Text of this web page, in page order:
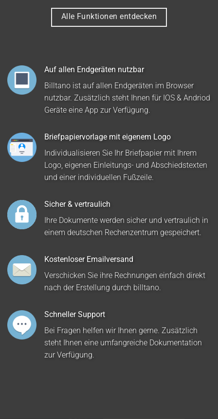
Alle Funktionen entdecken
Auf allen Endgeräten nutzbar
Billtano ist auf allen Endgeräten im Browser
nutzbar. Zusätzlich steht Ihnen für IOS & Andriod
Geräte eine App zur Verfügung.
Briefpapiervorlage mit eigenem Logo
Individualisieren Sie Ihr Briefpapier mit Ihrem
Logo, eigenen Einleitungs- und Abschiedstexten
und einer individuellen Fußzeile.
Sicher & vertraulich
Ihre Dokumente werden sicher und vertraulich in
einem deutschen Rechenzentrum gespeichert.
Kostenloser Emailversand
Verschicken Sie ihre Rechnungen einfach direkt
nach der Erstellung durch billtano.
Schneller Support
Bei Fragen helfen wir Ihnen gerne. Zusätzlich
steht Ihnen eine umfangreiche Dokumentation
zur Verfügung.